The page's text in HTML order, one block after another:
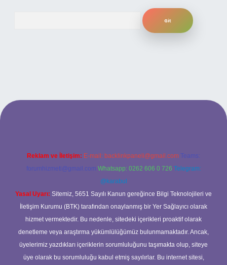
bahis sitesi
Reklam ve İletişim: E-mail: backlinkpaneli@gmail.com Teams:
forumhizmeti@gmail.com Whatsapp: 0262 606 0 726 Telegram:
@karabul
Yasal Uyarı: Sitemiz, 5651 Sayılı Kanun gereğince Bilgi Teknolojileri ve
İletişim Kurumu (BTK) tarafından onaylanmış bir Yer Sağlayıcı olarak
hizmet vermektedir. Bu nedenle, sitedeki içerikleri proaktif olarak
denetleme veya araştırma yükümlülüğümüz bulunmamaktadır. Ancak,
üyelerimiz yazdıkları içeriklerin sorumluluğunu taşımakta olup, siteye
üye olarak bu sorumluluğu kabul etmiş sayılırlar. Bu internet sitesi,